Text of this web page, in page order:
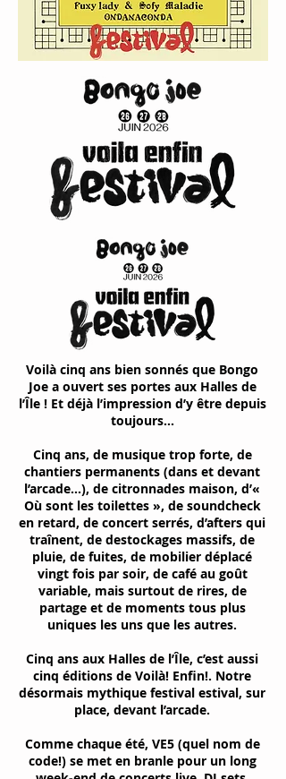
Voilà cinq ans bien sonnés que Bongo
Joe a ouvert ses portes aux Halles de
l’Île ! Et déjà l’impression d’y être depuis
toujours…
Cinq ans, de musique trop forte, de
chantiers permanents (dans et devant
l’arcade…), de citronnades maison, d’«
Où sont les toilettes », de soundcheck
en retard, de concert serrés, d’afters qui
traînent, de destockages massifs, de
pluie, de fuites, de mobilier déplacé
vingt fois par soir, de café au goût
variable, mais surtout de rires, de
partage et de moments tous plus
uniques les uns que les autres.
Cinq ans aux Halles de l’Île, c’est aussi
cinq éditions de Voilà! Enfin!. Notre
désormais mythique festival estival, sur
place, devant l’arcade.
Comme chaque été, VE5 (quel nom de
code!) se met en branle pour un long